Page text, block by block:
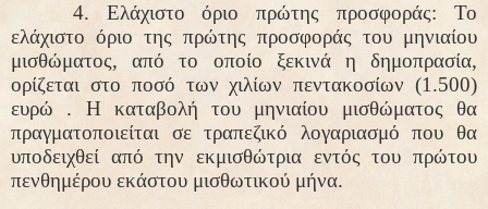
4. Ελάχιστο όριο πρώτης προσφοράς: Το
ελάχιστο όριο της πρώτης προσφοράς του μηνιαίου
μισθώματος,από το οποίο ξεκινά η δημοπρασία,
ορίζεται στο ποσό των χιλίων πεντακοσίων (1.500)
ευρώ . Η καταβολή του μηνιαίου μισθώματος θα
πραγματοποιείται σε τραπεζικό λογαριασμό που θα
υποδειχθεί από την εκμισθώτρια εντός του πρώτου
πενθημέρου εκάστου μισθωτικού μήνα.